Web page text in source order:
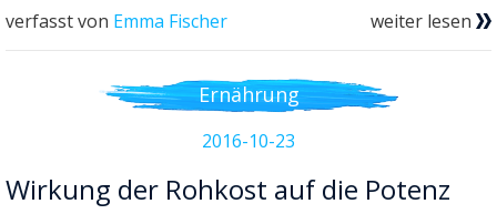
verfasst von Emma Fischer weiter lesen
Ernährung
2016-10-23
Wirkung der Rohkost auf die Potenz